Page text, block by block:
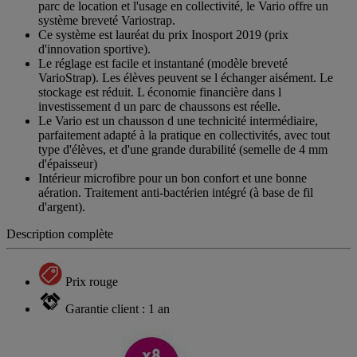
parc de location et l'usage en collectivité, le Vario offre un
système breveté Variostrap.
Ce système est lauréat du prix Inosport 2019 (prix
d'innovation sportive).
Le réglage est facile et instantané (modèle breveté
VarioStrap). Les élèves peuvent se l échanger aisément. Le
stockage est réduit. L économie financière dans l
investissement d un parc de chaussons est réelle.
Le Vario est un chausson d une technicité intermédiaire,
parfaitement adapté à la pratique en collectivités, avec tout
type d'élèves, et d'une grande durabilité (semelle de 4 mm
d'épaisseur)
Intérieur microfibre pour un bon confort et une bonne
aération. Traitement anti-bactérien intégré (à base de fil
d'argent).
Description complète
Prix rouge
Garantie client : 1 an